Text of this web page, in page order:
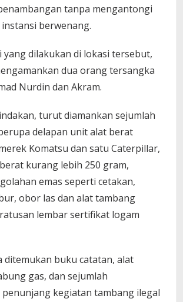
tanpa mengantongi
berwenang.
yang dilakukan di lokasi tersebut,
dua orang tersangka
Nurdin dan Akram.
turut diamankan sejumlah
delapan unit alat berat
Komatsu dan satu Caterpillar,
kurang lebih 250 gram,
emas seperti cetakan,
obor las dan alat tambang
lembar sertifikat logam
ditemukan buku catatan, alat
gas, dan sejumlah
kegiatan tambang ilegal